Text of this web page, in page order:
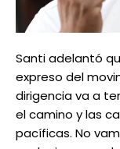
Santi adelantó
expreso del
dirigencia va a
el camino y las
pacíficas. No